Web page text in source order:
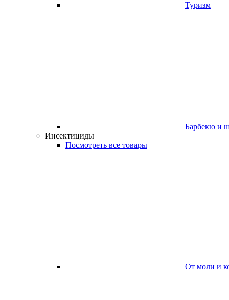
Туризм
Барбекю и
Инсектициды
Посмотреть все товары
От моли и